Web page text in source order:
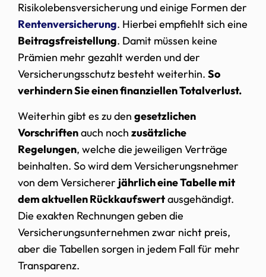
Risikolebensversicherung und einige Formen der
Rentenversicherung. Hierbei empfiehlt sich eine
Beitragsfreistellung. Damit müssen keine
Prämien mehr gezahlt werden und der
Versicherungsschutz besteht weiterhin. So
verhindern Sie einen finanziellen Totalverlust.
Weiterhin gibt es zu den gesetzlichen
Vorschriftenauch noch zusätzliche
Regelungen, welche die jeweiligen Verträge
beinhalten. So wird dem Versicherungsnehmer
von dem Versicherer jährlich eine Tabelle mit
dem aktuellen Rückkaufswertausgehändigt.
Die exakten Rechnungen geben die
Versicherungsunternehmen zwar nicht preis,
aber die Tabellen sorgen in jedem Fall für mehr
Transparenz.